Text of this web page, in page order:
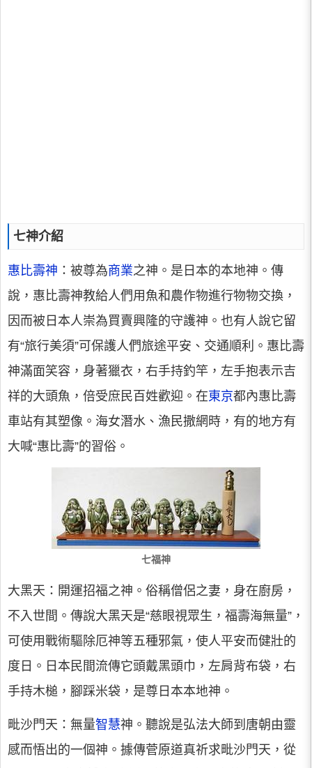
七神介紹
惠比壽神 ：被尊為商業之神。是日本的本地神。傳
說，惠比壽神教給人們用魚和農作物進行物物交換，
因而被日本人崇為買賣興隆的守護神。也有人說它留
有“旅行美須”可保護人們旅途平安、交通順利。惠比壽
神滿面笑容，身著獵衣，右手持釣竿，左手抱表示吉
祥的大頭魚，倍受庶民百姓歡迎。在東京都內惠比壽
車站有其塑像。海女潛水、漁民撒網時，有的地方有
大喊“惠比壽”的習俗。
七福神
大黑天：開運招福之神。俗稱僧侶之妻，身在廚房，
不入世間。傳說大黑天是“慈眼視眾生，福壽海無量”，
可使用戰術驅除厄神等五種邪氣，使人平安而健壯的
度日。日本民間流傳它頭戴黑頭巾，左肩背布袋，右
手持木槌，腳踩米袋，是尊日本本地神。
毗沙門天：無量智慧神。聽說是弘法大師到唐朝由靈
感而悟出的一個神。據傳菅原道真祈求毗沙門天，從